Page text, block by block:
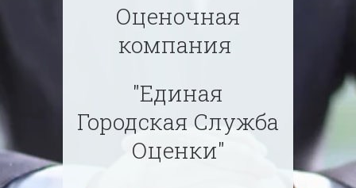
Оценочная
компания
"Единая
Городская Служба
Оценки"